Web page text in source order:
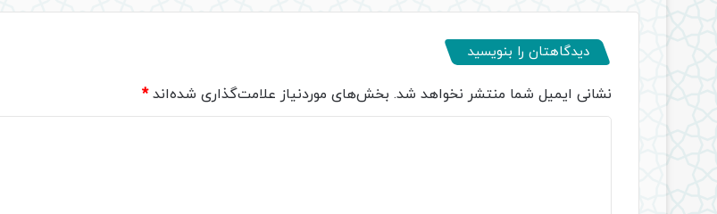
دیدگاهتان را بنویسید
نشانی ایمیل شما منتشر نخواهد شد. بخش‌های موردنیاز علامت‌گذاری شده‌اند*